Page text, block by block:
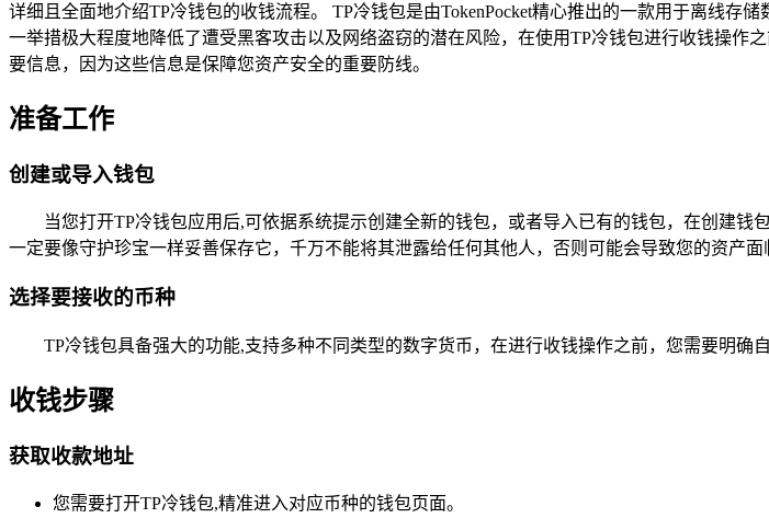
详细且全面地介绍TP冷钱包的收钱流程。 TP冷钱包是由TokenPocket精心推出的一款用于离线存
一举措极大程度地降低了遭受黑客攻击以及网络盗窃的潜在风险，在使用TP冷钱包进行收钱操
要信息，因为这些信息是保障您资产安全的重要防线。
准备工作
创建或导入钱包
当您打开TP冷钱包应用后,可依据系统提示创建全新的钱包，或者导入已有的钱包，在创建
一定要像守护珍宝一样妥善保存它，千万不能将其泄露给任何其他人，否则可能会导致您的资产面
选择要接收的币种
TP冷钱包具备强大的功能,支持多种不同类型的数字货币，在进行收钱操作之前，您需要明
收钱步骤
获取收款地址
您需要打开TP冷钱包,精准进入对应币种的钱包页面。